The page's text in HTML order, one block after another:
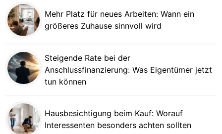
Mehr Platz für neues Arbeiten: Wann ein
größeres Zuhause sinnvoll wird
Steigende Rate bei der
Anschlussfinanzierung: Was Eigentümer jetzt
tun können
Hausbesichtigung beim Kauf: Worauf
Interessenten besonders achten sollten